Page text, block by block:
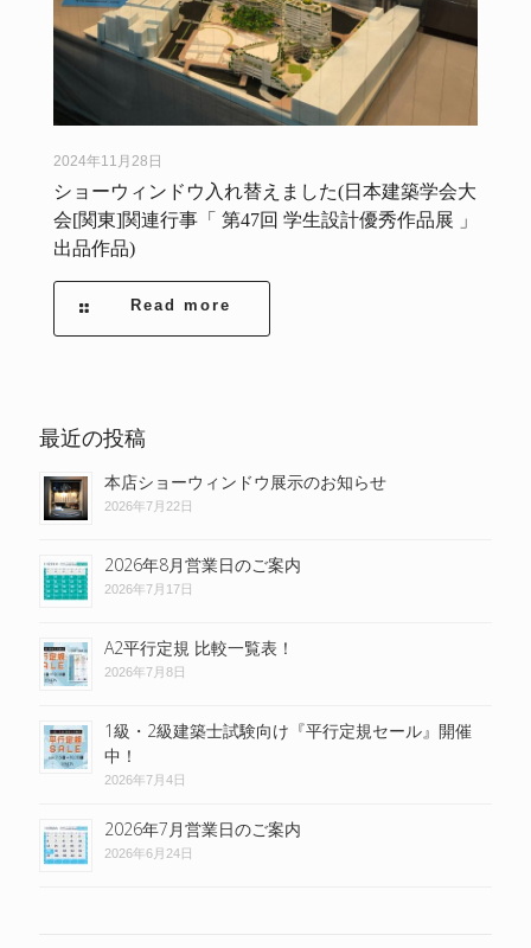
2024年11月28日
ショーウィンドウ入れ替えました(日本建築学会大
会[関東]関連行事「 第47回 学生設計優秀作品展 」
出品作品)
Read more
最近の投稿
本店ショーウィンドウ展示のお知らせ
2026年7月22日
2026年8月営業日のご案内
2026年7月17日
A2平行定規 比較一覧表！
2026年7月8日
1級・2級建築士試験向け『平行定規セール』開催
中！
2026年7月4日
2026年7月営業日のご案内
2026年6月24日